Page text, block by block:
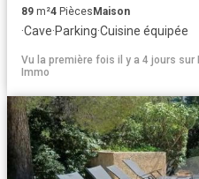
89 m²4 PiècesMaison
·Cave·Parking·Cuisine équipée
Vu la première fois il y a 4 jours sur
Immo